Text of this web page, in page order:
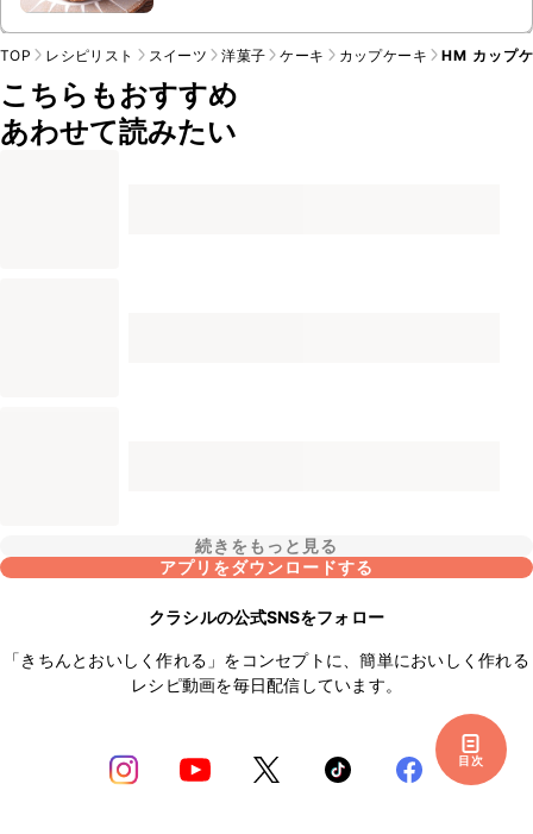
目次
TOP レシピリスト スイーツ 洋菓子 ケーキ カップケーキ HM カップ
こちらもおすすめ
あわせて読みたい
続きをもっと見る
アプリをダウンロードする
クラシルの公式SNSをフォロー
「きちんとおいしく作れる」をコンセプトに、簡単においしく作れる
レシピ動画を毎日配信しています。